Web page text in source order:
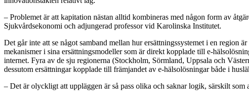
– Problemet är att kapitation nästan alltid kombineras med någon form av
Sjukvårdsekonomi och adjungerad professor vid Karolinska Institutet.
Det går inte att se något samband mellan hur ersättningssystemet i en region
mekanismer i sina ersättningsmodeller som är direkt kopplade till e-
internet. Fyra av de sju regionerna (Stockholm, Sörmland, Uppsala och
dessutom ersättningar kopplade till främjandet av e-hälsolösningar både i
– Det är olyckligt att uppläggen är så pass olika och saknar logik, särskilt